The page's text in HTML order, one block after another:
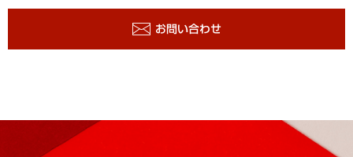
お問い合わせ